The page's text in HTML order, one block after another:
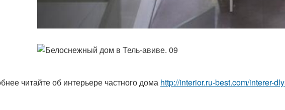
читайте об интерьере частного дома http://interior.ru-best.com/interer-